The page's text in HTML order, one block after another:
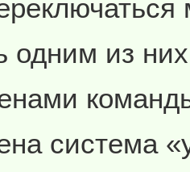
одним из
система